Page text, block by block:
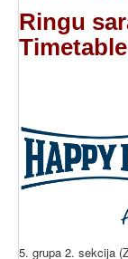
Ringu
5. grupa 2. sekcija